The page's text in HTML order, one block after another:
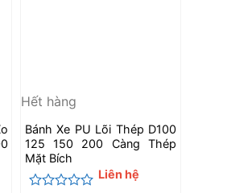
Hết hàng
Bánh Xe PU Lõi Thép D100
125 150 200 Càng Thép
Mặt Bích
Liên hệ